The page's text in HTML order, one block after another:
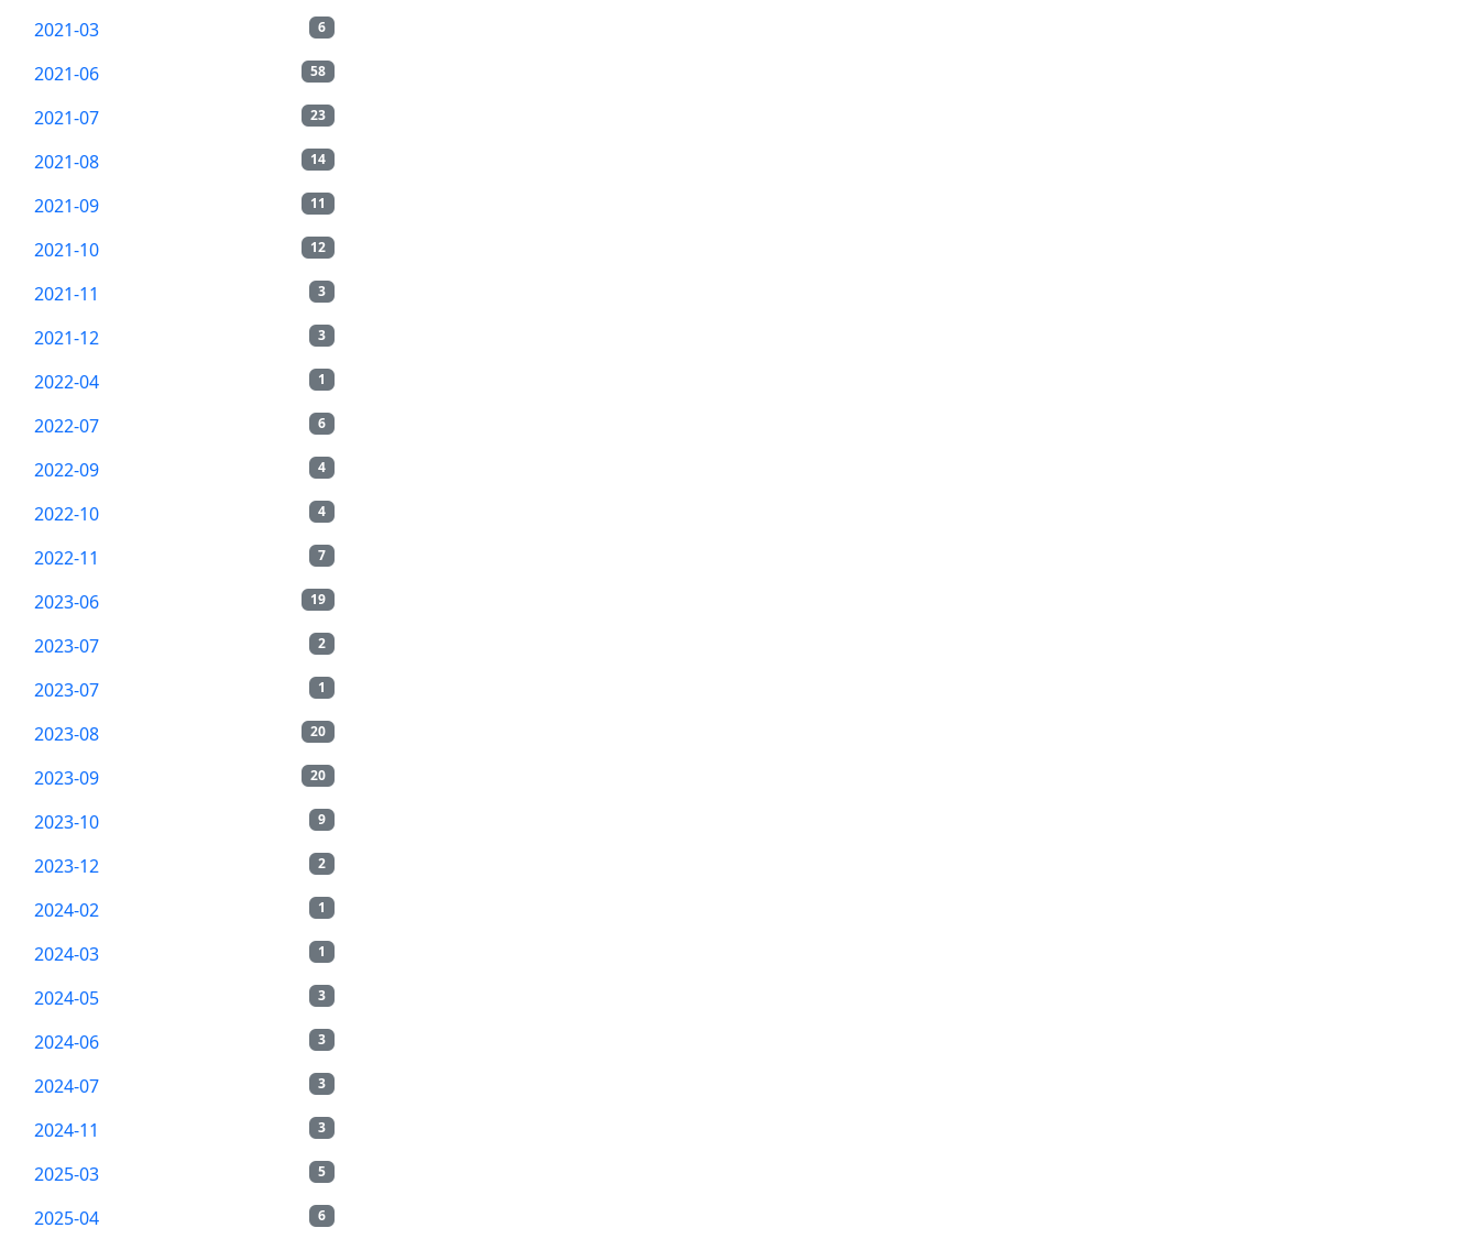
6
2021-03
58
2021-06
23
2021-07
14
2021-08
11
2021-09
12
2021-10
3
2021-11
3
2021-12
1
2022-04
6
2022-07
4
2022-09
4
2022-10
7
2022-11
19
2023-06
2
2023-07
1
2023-07
20
2023-08
20
2023-09
9
2023-10
2
2023-12
1
2024-02
1
2024-03
3
2024-05
3
2024-06
3
2024-07
3
2024-11
5
2025-03
6
2025-04